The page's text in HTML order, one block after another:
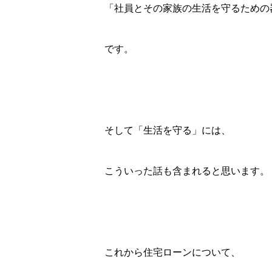
「社員とその家族の生活を守るため
です。
そして「生活を守る」には、
こういった話も含まれると思います。
これから住宅ローンについて、